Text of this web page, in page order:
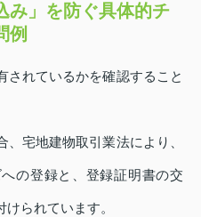
み」を防ぐ具体的チ
例
されているかを確認すること
宅地建物取引業法により、
の登録と、登録証明書の交
られています。